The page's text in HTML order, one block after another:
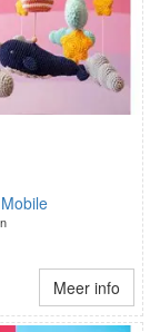
Meer info